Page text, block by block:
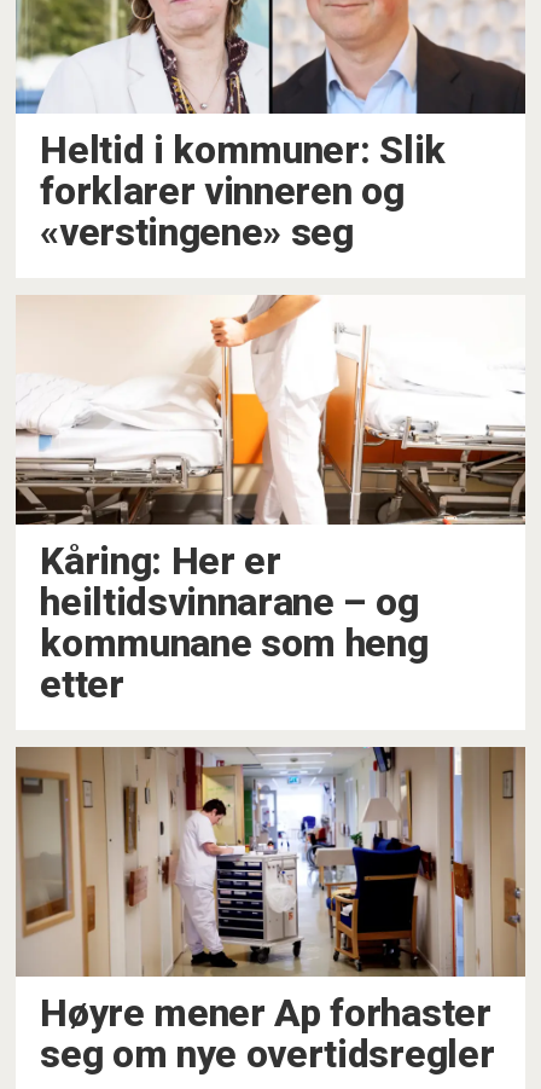
Heltid i kommuner: Slik
forklarer vinneren og
«verstingene» seg
Kåring: Her er
heiltidsvinnarane – og
kommunane som heng
etter
Høyre mener Ap forhaster
seg om nye overtidsregler